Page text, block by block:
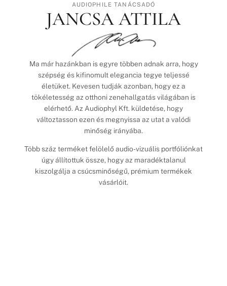
AUDIOPHILE TANÁCSADÓ
JANCSA ATTILA
Ma már hazánkban is egyre többen adnak arra, hogy
szépség és kifinomult elegancia tegye teljessé
életüket. Kevesen tudják azonban, hogy ez a
tökéletesség az otthoni zenehallgatás világában is
elérhető. Az Audiophyl Kft. küldetése, hogy
változtasson ezen és megnyissa az utat a valódi
minőség irányába.
Több száz terméket felölelő audio-vizuális portfóliónkat
úgy állítottuk össze, hogy az maradéktalanul
kiszolgálja a csúcsminőségű, prémium termékek
vásárlóit.